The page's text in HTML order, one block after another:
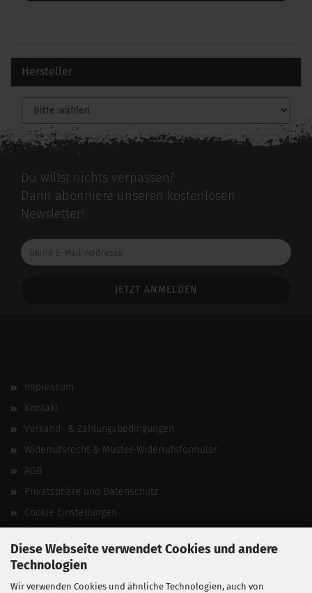
Diese Webseite verwendet Cookies und andere
Technologien
Wir verwenden Cookies und ähnliche Technologien, auch von
Hersteller
Du willst nichts verpassen?
Dann abonniere unseren kostenlosen
Newsletter!
Deine
E-
Impressum
Kontakt
Versand- & Zahlungsbedingungen
Widerrufsrecht & Muster-Widerrufsformular
AGB
Privatsphäre und Datenschutz
Cookie Einstellungen
Vertrag widerrufen